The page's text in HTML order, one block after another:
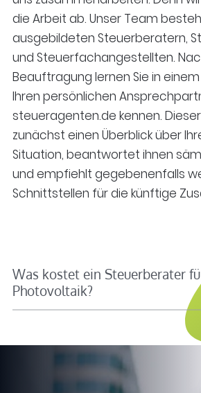
die Arbeit ab. Unser Team
ausgebildeten Steuerberatern,
und Steuerfachangestellten.
Beauftragung lernen Sie in
Ihren persönlichen
steueragenten.de kennen.
zunächst einen Überblick über
Situation, beantwortet ihnen
und empfiehlt gegebenenfalls
Schnittstellen für die künftige
Was kostet ein Steuerberater
Photovoltaik?